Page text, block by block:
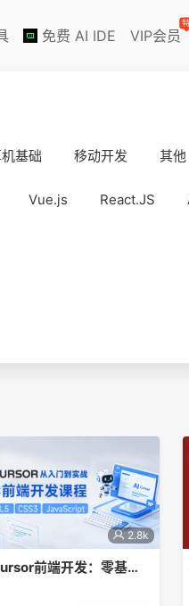
免费 AI IDE VIP会员
基础 移动开发 其他
Vue.js React.JS
2.8k
AI×Cursor前端开发：零基础学HTML5·CSS3·JavaScript到高级项目实战